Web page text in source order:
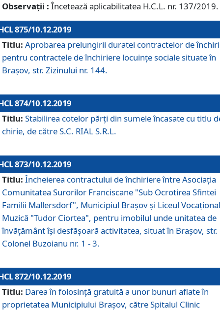
Observații : Încetează aplicabilitatea H.C.L. nr. 137/2019.
875/10.12.2019
Titlu: Aprobarea prelungirii duratei contractelor de
pentru contractele de închiriere locuinţe sociale situate în
Braşov, str. Zizinului nr. 144.
874/10.12.2019
Titlu: Stabilirea cotelor părți din sumele încasate cu titlu
chirie, de către S.C. RIAL S.R.L.
873/10.12.2019
Titlu: Încheierea contractului de închiriere între Asociația
Comunitatea Surorilor Franciscane "Sub Ocrotirea Sfintei
Familii Mallersdorf", Municipiul Braşov şi Liceul
Muzică "Tudor Ciortea", pentru imobilul unde unitatea de
învățământ îşi desfăşoară activitatea, situat în Braşov, str.
Colonel Buzoianu nr. 1 - 3.
872/10.12.2019
Titlu: Darea în folosinţă gratuită a unor bunuri aflate în
proprietatea Municipiului Braşov, către Spitalul Clinic